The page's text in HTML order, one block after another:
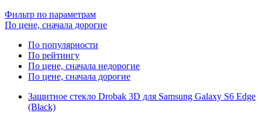
Фильтр по параметрам
По цене, сначала дорогие
По популярности
По рейтингу
По цене, сначала недорогие
По цене, сначала дорогие
Защитное стекло Drobak 3D для Samsung Galaxy S6 Edge
(Black)